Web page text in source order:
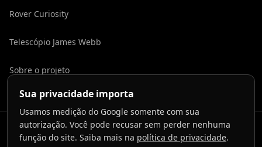
Rover Curiosity
Telescópio James Webb
Sobre o projeto
2026LaunchToCosmos.
Sua privacidade importa
Usamos medição do Google somente com sua
autorização. Você pode recusar sem perder nenhuma
função do site. Saiba mais na política de privacidade.